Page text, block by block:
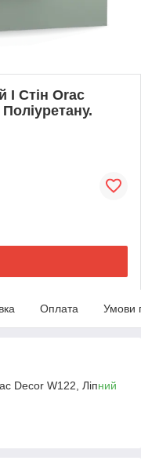
Стін Orac
Оплата Умови
Decor W122, Ліпний